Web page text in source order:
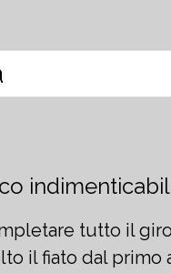
tutto il
il fiato dal